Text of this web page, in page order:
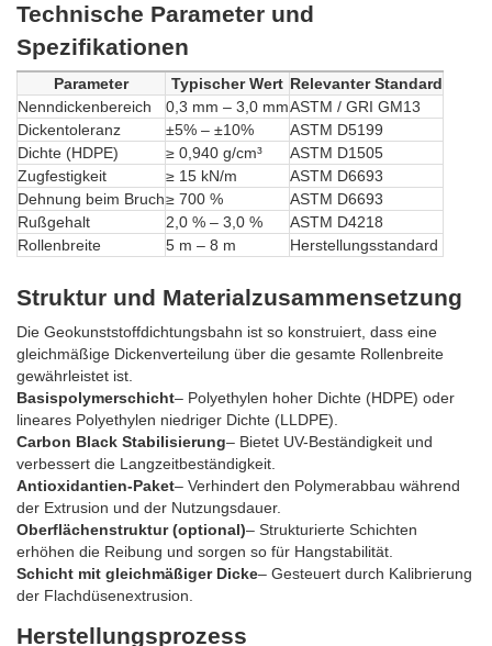
Technische Parameter und
Spezifikationen
Parameter Typischer Wert Relevanter Standard
Nenndickenbereich
0,3 mm – 3,0 mmASTM / GRI GM13
Dickentoleranz
±5% – ±10%
ASTM D5199
Dichte (HDPE)
≥ 0,940 g/cm³
ASTM D1505
Zugfestigkeit
≥ 15 kN/m
ASTM D6693
Dehnung beim Bruch≥ 700 %
ASTM D6693
Rußgehalt
2,0 % – 3,0 %
ASTM D4218
Rollenbreite
5 m – 8 m Herstellungsstandard
Struktur und Materialzusammensetzung
Die Geokunststoffdichtungsbahn ist so konstruiert, dass eine
gleichmäßige Dickenverteilung über die gesamte Rollenbreite
gewährleistet ist.
Basispolymerschicht– Polyethylen hoher Dichte (HDPE) oder
lineares Polyethylen niedriger Dichte (LLDPE).
Carbon Black Stabilisierung– Bietet UV-Beständigkeit und
verbessert die Langzeitbeständigkeit.
Antioxidantien-Paket– Verhindert den Polymerabbau während
der Extrusion und der Nutzungsdauer.
Oberflächenstruktur (optional)– Strukturierte Schichten
erhöhen die Reibung und sorgen so für Hangstabilität.
Schicht mit gleichmäßiger Dicke– Gesteuert durch Kalibrierung
der Flachdüsenextrusion.
Herstellungsprozess